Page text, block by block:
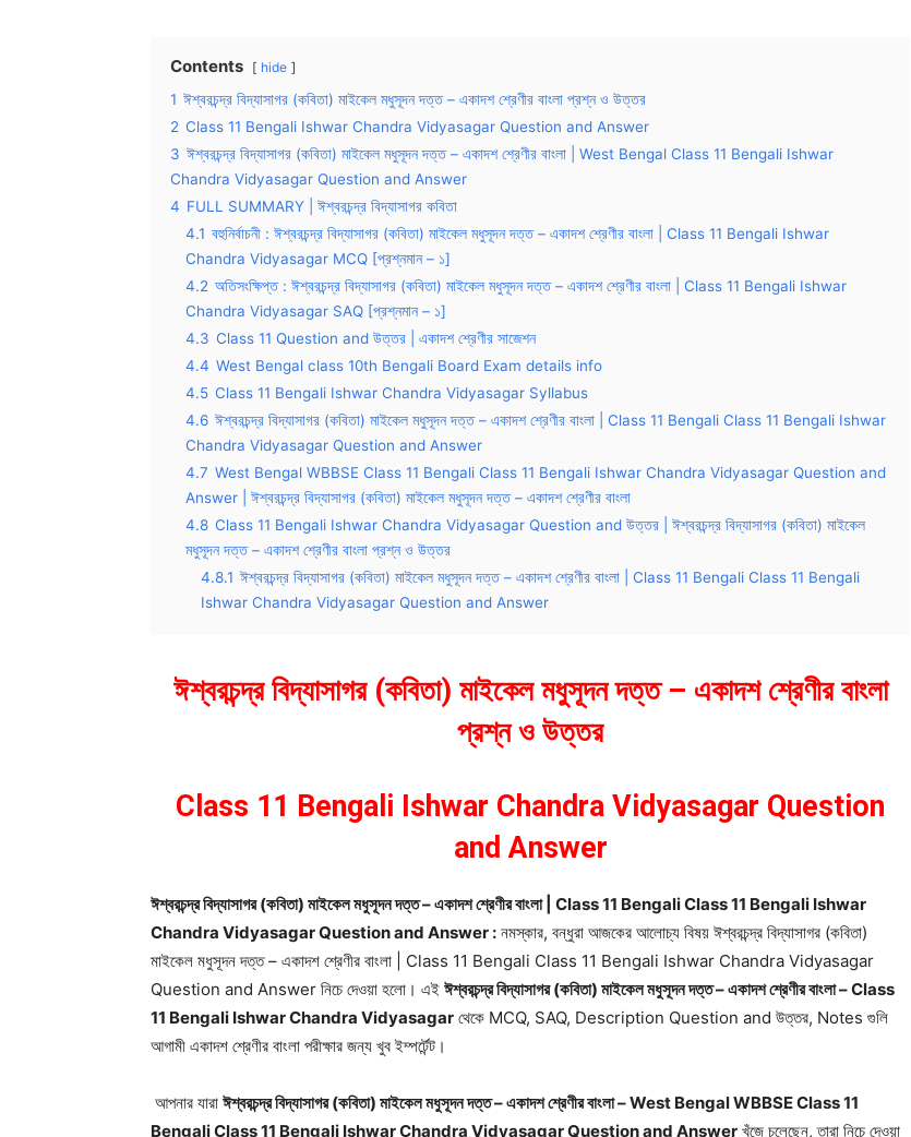
Contents hide
1 ঈশ্বরচন্দ্র বিদ্যাসাগর (কবিতা) মাইকেল মধুসূদন দত্ত – একাদশ শ্রেণীর বাংলা প্রশ্ন ও উত্তর
2 Class 11 Bengali Ishwar Chandra Vidyasagar Question and Answer
3 ঈশ্বরচন্দ্র বিদ্যাসাগর (কবিতা) মাইকেল মধুসূদন দত্ত – একাদশ শ্রেণীর বাংলা | West Bengal Class 11 Bengali Ishwar
Chandra Vidyasagar Question and Answer
4 FULL SUMMARY | ঈশ্বরচন্দ্র বিদ্যাসাগর কবিতা
4.1 বহুনির্বাচনী : ঈশ্বরচন্দ্র বিদ্যাসাগর (কবিতা) মাইকেল মধুসূদন দত্ত – একাদশ শ্রেণীর বাংলা | Class 11 Bengali Ishwar
Chandra Vidyasagar MCQ [প্রশ্নমান – ১]
4.2 অতিসংক্ষিপ্ত : ঈশ্বরচন্দ্র বিদ্যাসাগর (কবিতা) মাইকেল মধুসূদন দত্ত – একাদশ শ্রেণীর বাংলা | Class 11 Bengali Ishwar
Chandra Vidyasagar SAQ [প্রশ্নমান – ১]
4.3 Class 11 Question and উত্তর | একাদশ শ্রেণীর সাজেশন
4.4 West Bengal class 10th Bengali Board Exam details info
4.5 Class 11 Bengali Ishwar Chandra Vidyasagar Syllabus
4.6 ঈশ্বরচন্দ্র বিদ্যাসাগর (কবিতা) মাইকেল মধুসূদন দত্ত – একাদশ শ্রেণীর বাংলা | Class 11 Bengali Class 11 Bengali Ishwar
Chandra Vidyasagar Question and Answer
4.7 West Bengal WBBSE Class 11 Bengali Class 11 Bengali Ishwar Chandra Vidyasagar Question and
Answer | ঈশ্বরচন্দ্র বিদ্যাসাগর (কবিতা) মাইকেল মধুসূদন দত্ত – একাদশ শ্রেণীর বাংলা
4.8 Class 11 Bengali Ishwar Chandra Vidyasagar Question and উত্তর | ঈশ্বরচন্দ্র বিদ্যাসাগর (কবিতা) মাইকেল
মধুসূদন দত্ত – একাদশ শ্রেণীর বাংলা প্রশ্ন ও উত্তর
4.8.1 ঈশ্বরচন্দ্র বিদ্যাসাগর (কবিতা) মাইকেল মধুসূদন দত্ত – একাদশ শ্রেণীর বাংলা | Class 11 Bengali Class 11 Bengali
Ishwar Chandra Vidyasagar Question and Answer
ঈশ্বরচন্দ্র বিদ্যাসাগর (কবিতা) মাইকেল মধুসূদন দত্ত – একাদশ শ্রেণীর বাংলা
প্রশ্ন ও উত্তর
Class 11 Bengali Ishwar Chandra Vidyasagar Question
and Answer
ঈশ্বরচন্দ্র বিদ্যাসাগর (কবিতা) মাইকেল মধুসূদন দত্ত – একাদশ শ্রেণীর বাংলা | Class 11 Bengali Class 11 Bengali Ishwar
Chandra Vidyasagar Question and Answer : নমস্কার, বন্ধুরা আজকের আলোচ্য বিষয় ঈশ্বরচন্দ্র বিদ্যাসাগর (কবিতা)
মাইকেল মধুসূদন দত্ত – একাদশ শ্রেণীর বাংলা | Class 11 Bengali Class 11 Bengali Ishwar Chandra Vidyasagar
Question and Answer নিচে দেওয়া হলো। এই ঈশ্বরচন্দ্র বিদ্যাসাগর (কবিতা) মাইকেল মধুসূদন দত্ত – একাদশ শ্রেণীর বাংলা – Class
11 Bengali Ishwar Chandra Vidyasagar থেকে MCQ, SAQ, Description Question and উত্তর, Notes গুলি
আগামী একাদশ শ্রেণীর বাংলা পরীক্ষার জন্য খুব ইম্পর্টেন্ট।
আপনার যারা ঈশ্বরচন্দ্র বিদ্যাসাগর (কবিতা) মাইকেল মধুসূদন দত্ত – একাদশ শ্রেণীর বাংলা – West Bengal WBBSE Class 11
Bengali Class 11 Bengali Ishwar Chandra Vidyasagar Question and Answer খুঁজে চলেছেন, তারা নিচে দেওয়া